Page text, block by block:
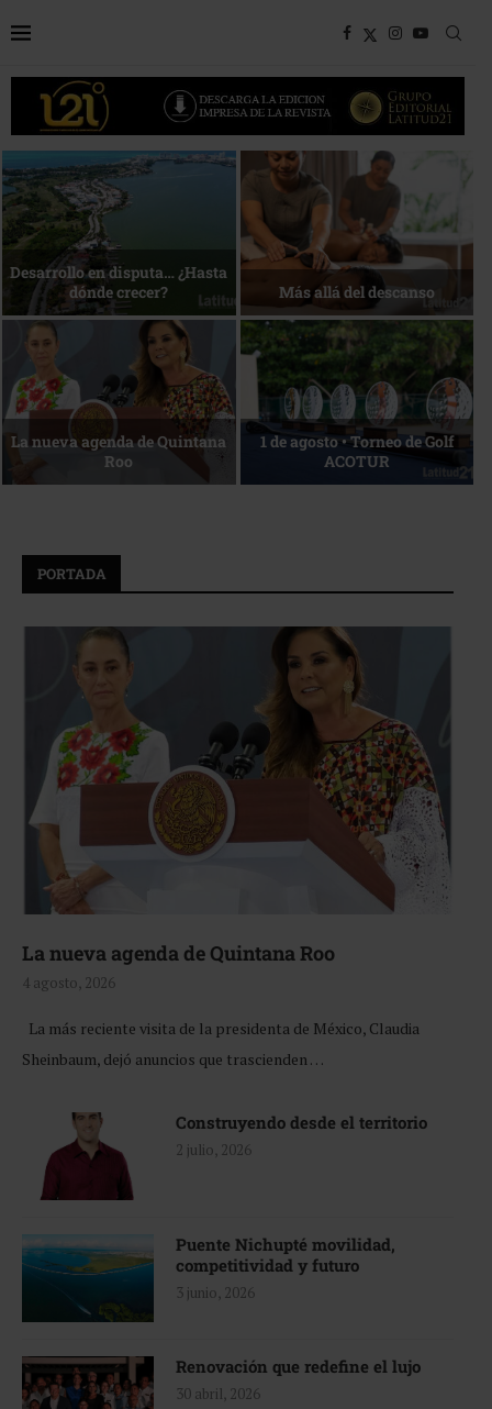
Bottega, un viaje servido a la
mesa
Energía que Impulsa la
competitividad
Reconocimiento de viajeros La esencia del servicio
PORTADA
La nueva agenda de Quintana Roo
4 agosto, 2026
La más reciente visita de la presidenta de México, Claudia
Sheinbaum, dejó anuncios que trascienden …
Construyendo desde el territorio
2 julio, 2026
Puente Nichupté movilidad,
competitividad y futuro
3 junio, 2026
Renovación que redefine el lujo
30 abril, 2026